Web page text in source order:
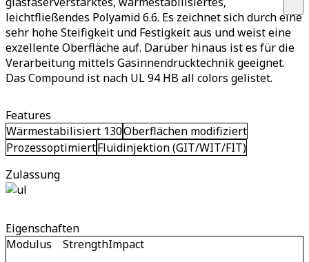
leichtfließendes Polyamid 6.6. Es zeichnet sich durch eine
sehr hohe Steifigkeit und Festigkeit aus und weist eine
exzellente Oberfläche auf. Darüber hinaus ist es für die
Verarbeitung mittels Gasinnendrucktechnik geeignet.
Das Compound ist nach UL 94 HB all colors gelistet.
Features
Wärmestabilisiert 130Oberflächen modifiziert
ProzessoptimiertFluidinjektion (GIT/WIT/FIT)
Zulassung
Eigenschaften
Modulus
StrengthImpact